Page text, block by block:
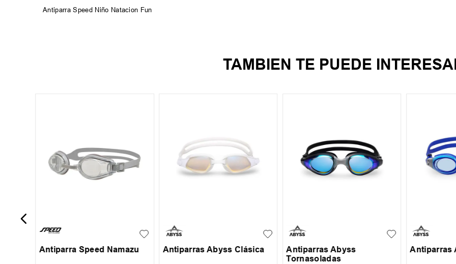
Antiparra Speed Niño Natacion Fun
TAMBIEN TE PUEDE
Antiparra Speed Namazu Antiparras Abyss Clásica
Antiparras Abyss
Tornasoladas
Antiparras